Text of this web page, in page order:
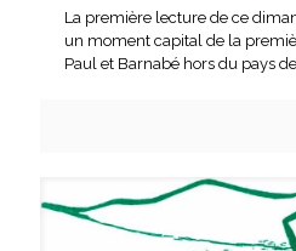
La première lecture de ce
un moment capital de la
Paul et Barnabé hors du pays